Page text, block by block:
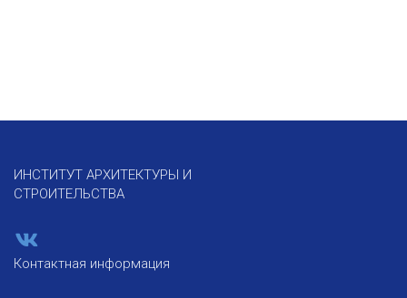
ИНСТИТУТ АРХИТЕКТУРЫ И
СТРОИТЕЛЬСТВА
Контактная информация